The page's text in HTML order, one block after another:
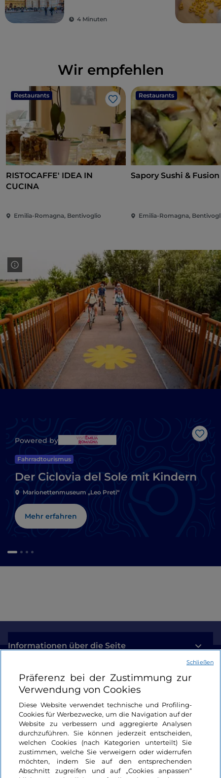
4 Minuten
Wir empfehlen
Restaurants
Like
RISTOCAFFE' IDEA IN
CUCINA
Emilia-Romagna, Bentivoglio
Restaurants
Sapory Sushi &
Emilia-Romagna,
Like
Powered by
Fahrradtourismus
Der Ciclovia del Sole mit Kindern
Marionettenmuseum „Leo Preti“
Mehr erfahren
Informationen über die Seite
Nützliche Links
Login
Bleiben wir in Kontakt
Präferenz bei der Zustimmung zur
Verwendung von Cookies
Diese Website verwendet technische und Profiling-
Cookies für Werbezwecke, um die Navigation auf der
Website zu verbessern und aggregierte Analysen
durchzuführen. Sie können jederzeit entscheiden,
welchen Cookies (nach Kategorien unterteilt) Sie
zustimmen, welche Sie verweigern oder widerrufen
möchten, indem Sie auf den entsprechenden
Abschnitt zugreifen und auf „Cookies anpassen“
Schließen